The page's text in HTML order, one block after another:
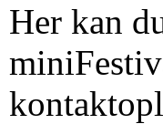
Her kan